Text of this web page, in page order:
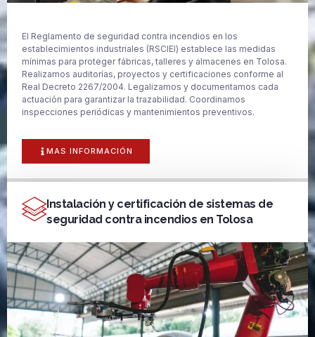
El Reglamento de seguridad contra incendios en los
establecimientos industriales (RSCIEI) establece las medidas
mínimas para proteger fábricas, talleres y almacenes en Tolosa.
Realizamos auditorías, proyectos y certificaciones conforme al
Real Decreto 2267/2004. Legalizamos y documentamos cada
actuación para garantizar la trazabilidad. Coordinamos
inspecciones periódicas y mantenimientos preventivos.
MAS INFORMACIÓN
Instalación y certificación de sistemas de
seguridad contra incendios en Tolosa